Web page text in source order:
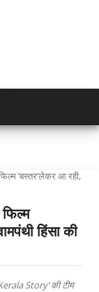
‘बस्तर’लेकर आ रही,
हिंसा की
Story’ की टीम